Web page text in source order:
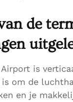
de
is
om de
en je